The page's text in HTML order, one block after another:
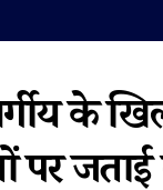
के
पर जताई